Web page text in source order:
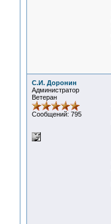
С.И. Доронин
Администратор
Ветеран
Сообщений: 795